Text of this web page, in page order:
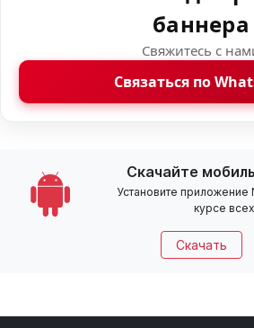
баннера
Свяжитесь с
Связаться по
Скачайте
Установите приложение
курсе
Скачать